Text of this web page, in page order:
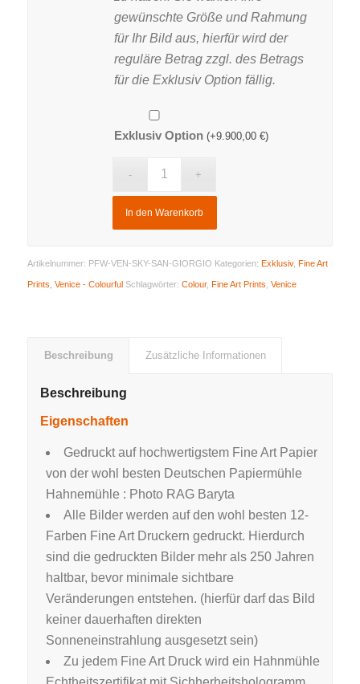
gewünschte Größe und Rahmung
für Ihr Bild aus, hierfür wird der
reguläre Betrag zzgl. des Betrags
für die Exklusiv Option fällig.
Exklusiv Option (+9.900,00 €)
In den Warenkorb
Artikelnummer: PFW-VEN-SKY-SAN-GIORGIO Kategorien: Exklusiv, Fine Art
Prints Venice - Colourful Schlagwörter: Colour, Fine Art Prints Venice
Beschreibung Zusätzliche Informationen
Beschreibung
Eigenschaften
Gedruckt auf hochwertigstem Fine Art Papier
von der wohl besten Deutschen Papiermühle
Hahnemühle : Photo RAG Baryta
Alle Bilder werden auf den wohl besten 12-
Farben Fine Art Druckern gedruckt. Hierdurch
sind die gedruckten Bilder mehr als 250 Jahren
haltbar, bevor minimale sichtbare
Veränderungen entstehen. (hierfür darf das Bild
keiner dauerhaften direkten
Sonneneinstrahlung ausgesetzt sein)
Zu jedem Fine Art Druck wird ein Hahnmühle